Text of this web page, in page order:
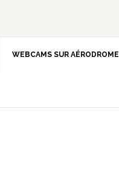
WEBCAMS SUR AÉRODROME